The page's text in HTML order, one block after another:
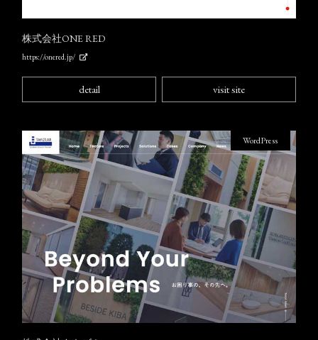
株式会社ONE RED
https://onered.jp/
detail visit site
WordPress